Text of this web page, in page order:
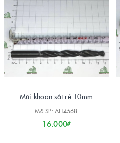
Mũi khoan sắt rẻ 10mm
Mã SP: AH4568
16.000₫